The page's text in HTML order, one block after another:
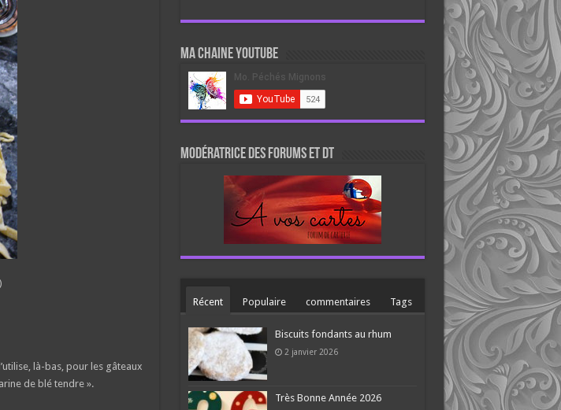
là-bas, pour les gâteaux
de blé tendre ».
Ma chaine Youtube
Modératrice des forums et DT
Récent Populaire commentaires Tags
Biscuits fondants au rhum
2 janvier 2026
Très Bonne Année 2026